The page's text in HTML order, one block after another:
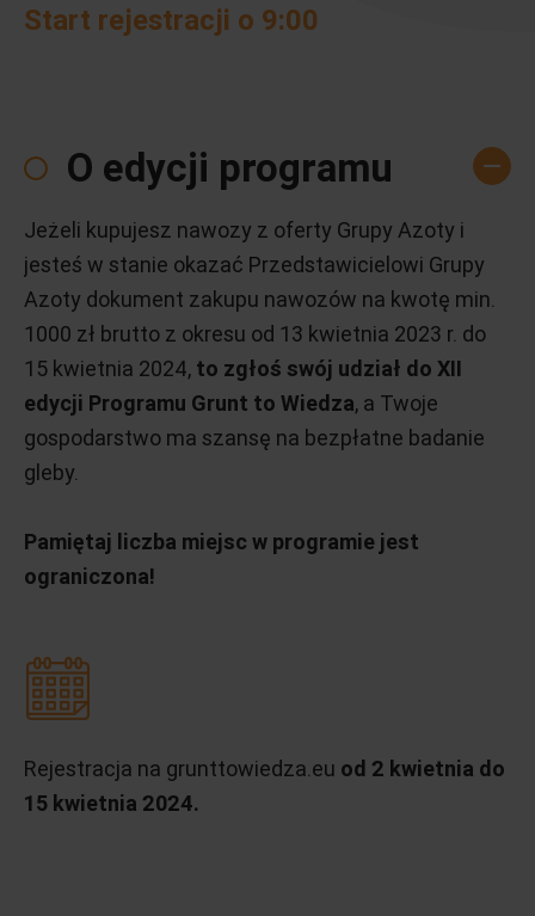
Start rejestracji o 9:00
O edycji programu
Jeżeli kupujesz nawozy z oferty Grupy Azoty i
jesteś w stanie okazać Przedstawicielowi Grupy
Azoty dokument zakupu nawozów na kwotę min.
1000 zł brutto z okresu od 13 kwietnia 2023 r. do
15 kwietnia 2024, to zgłoś swój udział do XII
edycji Programu Grunt to Wiedza, a Twoje
gospodarstwo ma szansę na bezpłatne badanie
gleby.
Pamiętaj liczba miejsc w programie jest
ograniczona!
Rejestracja na grunttowiedza.eu od 2 kwietnia do
15 kwietnia 2024.